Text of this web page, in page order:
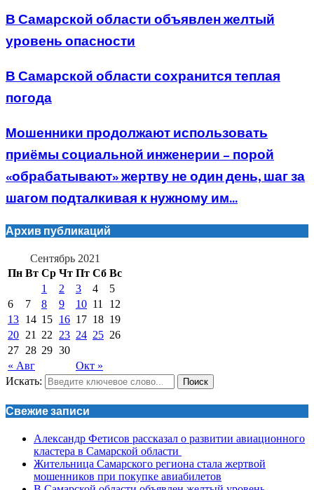
В Самарской области объявлен желтый
уровень опасности
В Самарской области сохранится теплая
погода
Мошенники продолжают использовать
приёмы социальной инженерии – порой
«обрабатывают» жертву не один день, шаг за
шагом подталкивая к нужному им...
Архив публикаций
Сентябрь 2021
Пн Вт Ср Чт Пт Сб Вс
« Авг Окт »
1 2 3 4
5
6
7 8 9 10 11
12
13 14 15 16 17 18 19
20 21 22 23 24 25 26
27 28 29 30
Искать: Поиск
Свежие записи
Александр Фетисов рассказал о развитии авиационного
кластера в Самарской области
Жительница Самарского региона стала жертвой
мошенников при покупке авиабилетов